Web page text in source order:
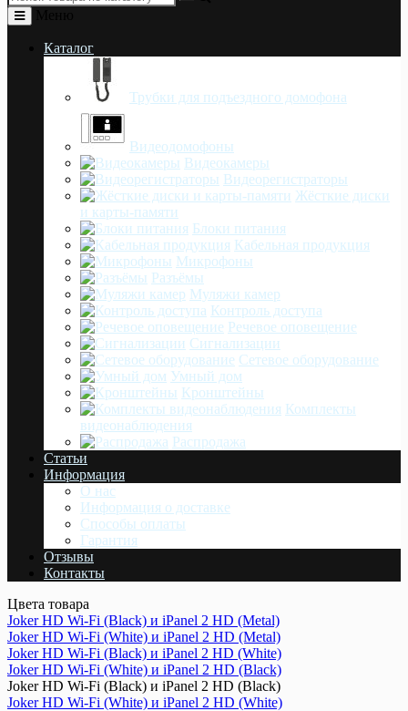
Каталог
Трубки для подъездного домофона
Видеодомофоны
Видеокамеры
Видеорегистраторы
Жёсткие диски
и карты-памяти
Блоки питания
Кабельная продукция
Микрофоны
Разъёмы
Муляжи камер
Контроль доступа
Речевое оповещение
Сигнализации
Сетевое оборудование
Умный дом
Кронштейны
Комплекты
видеонаблюдения
Распродажа
Статьи
Информация
О нас
Информация о доставке
Cпособы оплаты
Гарантия
Отзывы
Контакты
Цвета товара
Joker HD Wi-Fi (Black) и iPanel 2 HD (Metal)
Joker HD Wi-Fi (White) и iPanel 2 HD (Metal)
Joker HD Wi-Fi (Black) и iPanel 2 HD (White)
Joker HD Wi-Fi (White) и iPanel 2 HD (Black)
Joker HD Wi-Fi (Black) и iPanel 2 HD (Black)
Joker HD Wi-Fi (White) и iPanel 2 HD (White)